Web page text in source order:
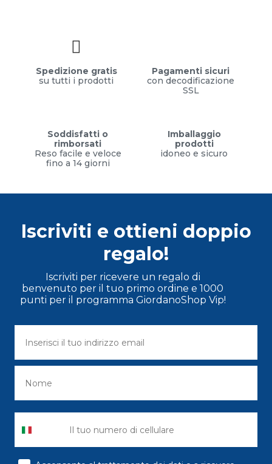
Spedizione gratis
su tutti i prodotti
Pagamenti sicuri
con decodificazione
SSL
Soddisfatti o
rimborsati
Reso facile e veloce
fino a 14 giorni
Imballaggio
prodotti
idoneo e sicuro
Iscriviti e ottieni doppio
regalo!
Iscriviti per ricevere un regalo di
benvenuto per il tuo primo ordine e 1000
punti per il programma GiordanoShop Vip!